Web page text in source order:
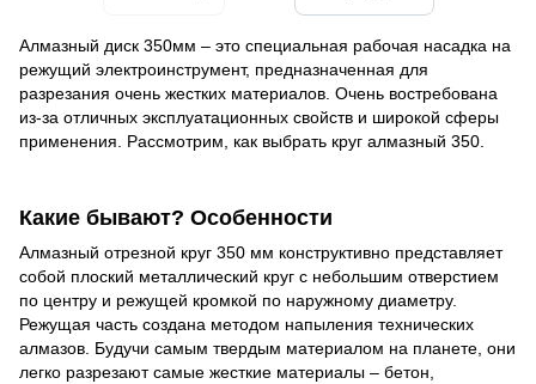
Алмазный диск 350мм – это специальная рабочая насадка на
режущий электроинструмент, предназначенная для
разрезания очень жестких материалов. Очень востребована
из-за отличных эксплуатационных свойств и широкой сферы
применения. Рассмотрим, как выбрать круг алмазный 350.
Какие бывают? Особенности
Алмазный отрезной круг 350 мм конструктивно представляет
собой плоский металлический круг с небольшим отверстием
по центру и режущей кромкой по наружному диаметру.
Режущая часть создана методом напыления технических
алмазов. Будучи самым твердым материалом на планете, они
легко разрезают самые жесткие материалы – бетон,